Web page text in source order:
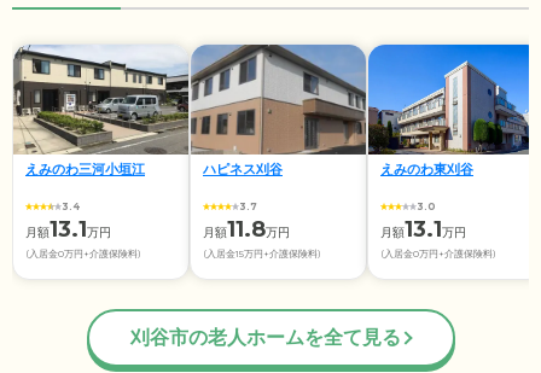
えみのわ三河小垣江
3.4
月額13.1万円
(入居金0万円+介護保険料)
ハピネス刈谷
3.7
月額11.8万円
(入居金15万円+介護保険料)
えみのわ東刈谷
3.0
月額13.1万円
(入居金0万円+介護保険料)
刈谷市の老人ホームを全て見る